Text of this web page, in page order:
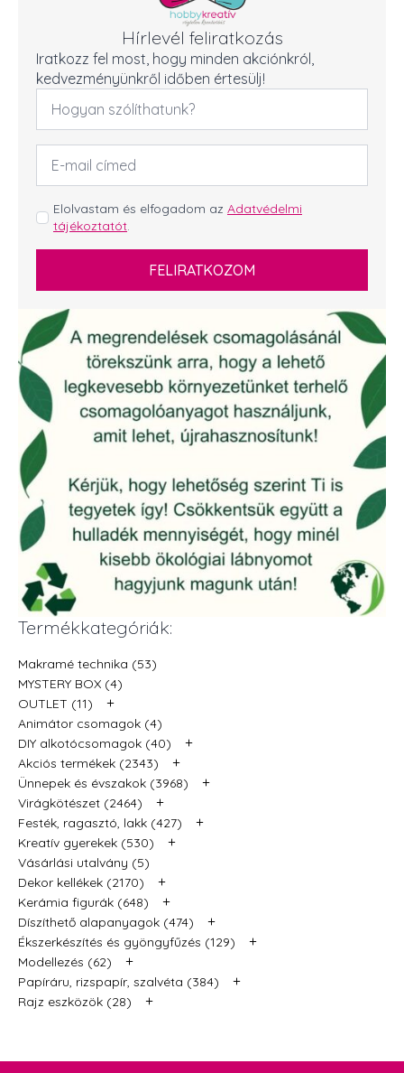
Hírlevél feliratkozás
Iratkozz fel most, hogy minden akciónkról,
kedvezményünkről időben értesülj!
Név
Email
cím
GDPR
*
Elolvastam és elfogadom az Adatvédelmi
tájékoztatót.
FELIRATKOZOM
Termékkategóriák:
Makramé technika (53)
MYSTERY BOX (4)
OUTLET (11)
+
Animátor csomagok (4)
DIY alkotócsomagok (40)
+
Akciós termékek (2343) +
Ünnepek és évszakok (3968) +
Virágkötészet (2464) +
Festék, ragasztó, lakk (427) +
Kreatív gyerekek (530) +
Vásárlási utalvány (5)
Dekor kellékek (2170)
+
Kerámia figurák (648) +
Díszíthető alapanyagok (474) +
Ékszerkészítés és gyöngyfűzés (129) +
Modellezés (62) +
Papíráru, rizspapír, szalvéta (384) +
Rajz eszközök (28) +